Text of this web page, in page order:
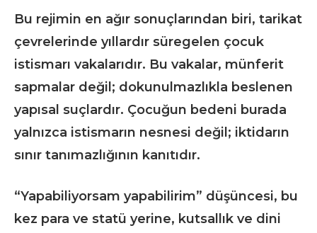
Bu rejimin en ağır sonuçlarından biri, tarikat
çevrelerinde yıllardır süregelen çocuk
istismarı vakalarıdır. Bu vakalar, münferit
sapmalar değil; dokunulmazlıkla beslenen
yapısal suçlardır. Çocuğun bedeni burada
yalnızca istismarın nesnesi değil; iktidarın
sınır tanımazlığının kanıtıdır.
“Yapabiliyorsam yapabilirim” düşüncesi, bu
kez para ve statü yerine, kutsallık ve dini